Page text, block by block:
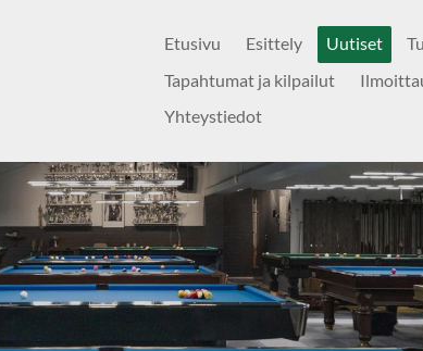
Etusivu Esittely Uutiset
Tapahtumat ja kilpailut
Yhteystiedot